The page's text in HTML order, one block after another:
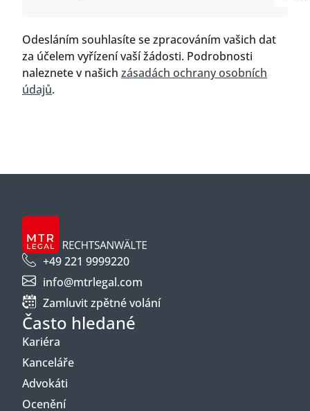
Odesláním souhlasíte se zpracováním vašich dat
za účelem vyřízení vaší žádosti. Podrobnosti
naleznete v našich zásadách ochrany osobních
údajů.
+49 221 9999220
info@mtrlegal.com
Zamluvit zpětné volání
Často hledané
Kariéra
Kanceláře
Advokáti
Ocenění